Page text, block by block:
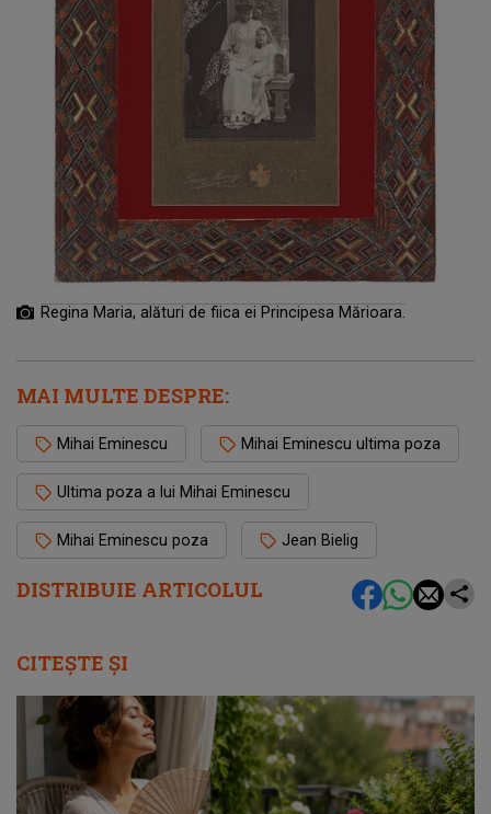
DISTRIBUIE ARTICOLUL
Regina Maria, alături de fiica ei Principesa Mărioara.
MAI MULTE DESPRE:
Mihai Eminescu Mihai Eminescu ultima poza
Ultima poza a lui Mihai Eminescu
Mihai Eminescu poza Jean Bielig
CITEȘTE ȘI